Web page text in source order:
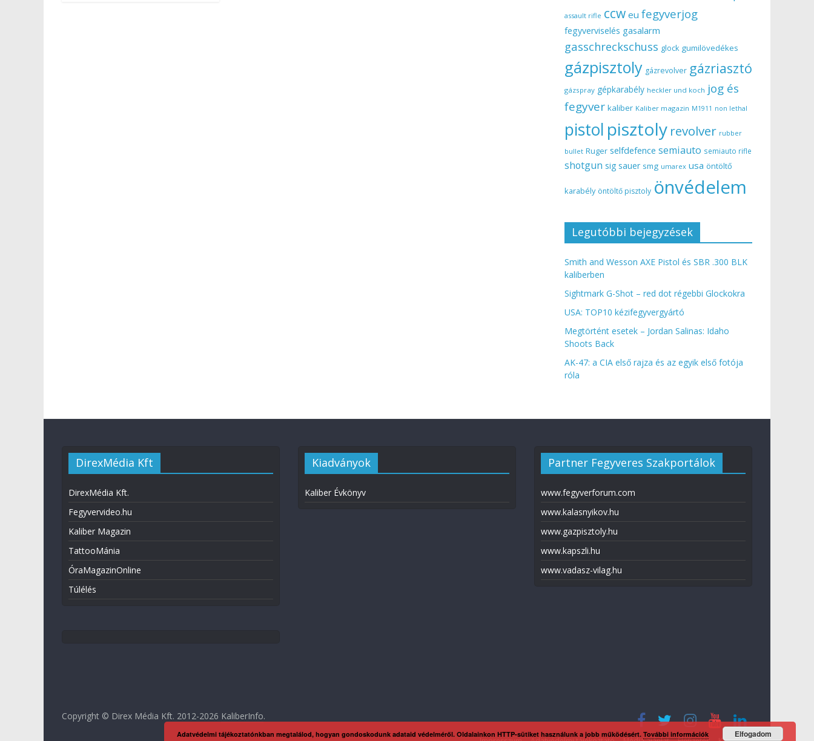
assault rifle ccw eu fegyverjog
fegyverviselés gasalarm
gasschreckschuss glock gumilövedékes
gázpisztoly gázrevolver gázriasztó
gázspray gépkarabély heckler und koch jog és
fegyver kaliber Kaliber magazin M1911 non lethal
pistol pisztoly revolver rubber
bullet Ruger selfdefence semiauto semiauto rifle
shotgun sig sauer smg umarex usa öntöltő
karabély öntöltő pisztoly önvédelem
Legutóbbi bejegyzések
Smith and Wesson AXE Pistol és SBR .300 BLK
kaliberben
Sightmark G-Shot – red dot régebbi Glockokra
USA: TOP10 kézifegyvergyártó
Megtörtént esetek – Jordan Salinas: Idaho
Shoots Back
AK-47: a CIA első rajza és az egyik első fotója
róla
DirexMédia Kft
DirexMédia Kft.
Fegyvervideo.hu
Kaliber Magazin
TattooMánia
ÓraMagazinOnline
Túlélés
Kiadványok
Kaliber Évkönyv
Partner Fegyveres Szakportálok
www.fegyverforum.com
www.kalasnyikov.hu
www.gazpisztoly.hu
www.kapszli.hu
www.vadasz-vilag.hu
Copyright © Direx Média Kft. 2012-2026 KaliberInfo.
Adatvédelmi tájékoztatónkban megtalálod, hogyan gondoskodunk adataid védelméről. Oldalainkon HTTP-sütiket használunk a jobb működésért. További információk Elfogadom